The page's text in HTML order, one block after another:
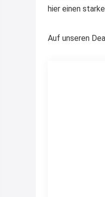
hier einen
Auf unseren